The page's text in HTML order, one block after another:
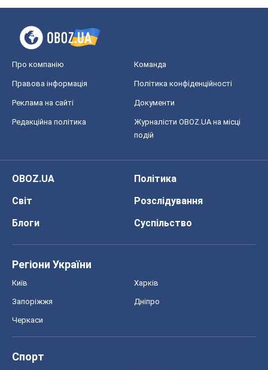
Про компанію Команда
Правова інформація Політика конфіденційності
Реклама на сайті Документи
Редакційна політика
Журналісти OBOZ.UA на місці
подій
OBOZ.UA
Політика
Світ
Розслідування
Блоги
Суспільство
Регіони України
Київ Харків
Запоріжжя Дніпро
Черкаси
Спорт